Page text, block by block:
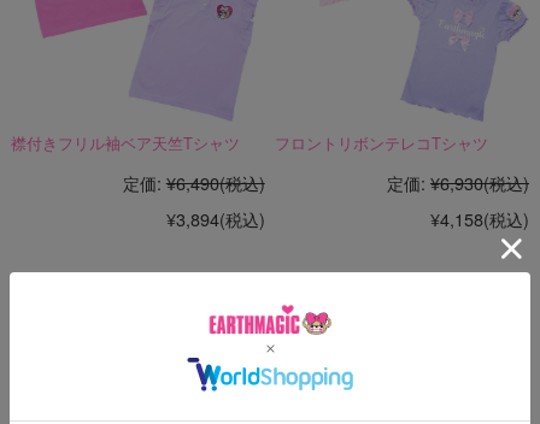
襟付きフリル袖ベア天竺Tシャツ
定価: ¥6,490(税込)
¥3,894(税込)
フロントリボンテレコTシャツ
定価: ¥6,930(税込)
¥4,158(税込)